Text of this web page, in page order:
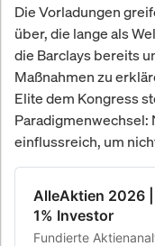
Die Vorladungen
über, die lange als
die Barclays bereits
Maßnahmen zu
Elite dem Kongress
Paradigmenwechsel:
einflussreich, um
AlleAktien 2026
1% Investor
Fundierte